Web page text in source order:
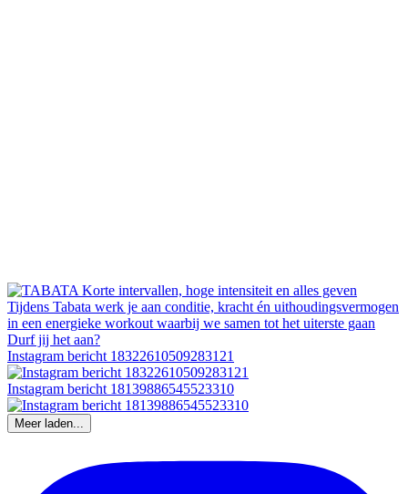
Instagram bericht 18322610509283121
Instagram bericht 18139886545523310
Meer laden...